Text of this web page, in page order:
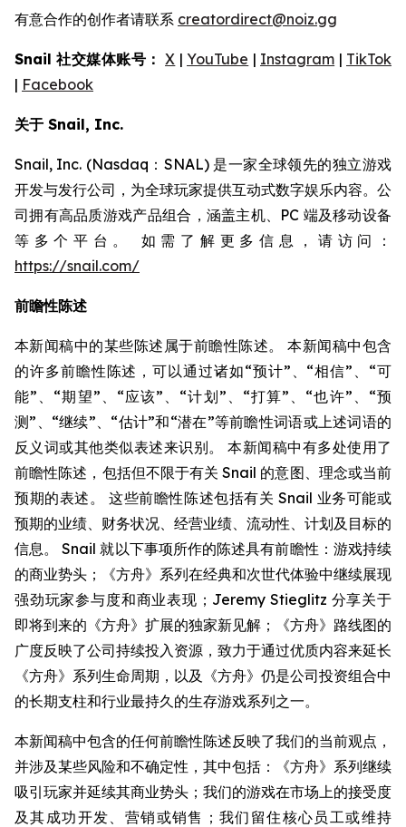
有意合作的创作者请联系 creatordirect@noiz.gg
Snail 社交媒体账号： X |YouTube | Instagram | TikTok
| Facebook
关于 Snail, Inc.
Snail, Inc. (Nasdaq：SNAL) 是一家全球领先的独立游戏
开发与发行公司，为全球玩家提供互动式数字娱乐内容。公
司拥有高品质游戏产品组合，涵盖主机、PC 端及移动设备
等多个平台。 如需了解更多信息，请访问：
https://snail.com/
前瞻性陈述
本新闻稿中的某些陈述属于前瞻性陈述。 本新闻稿中包含
的许多前瞻性陈述，可以通过诸如“预计”、“相信”、“可
能”、“期望”、“应该”、“计划”、“打算”、“也许”、“预
测”、“继续”、“估计”和“潜在”等前瞻性词语或上述词语的
反义词或其他类似表述来识别。 本新闻稿中有多处使用了
前瞻性陈述，包括但不限于有关 Snail 的意图、理念或当前
预期的表述。 这些前瞻性陈述包括有关 Snail 业务可能或
预期的业绩、财务状况、经营业绩、流动性、计划及目标的
信息。 Snail 就以下事项所作的陈述具有前瞻性：游戏持续
的商业势头；《方舟》系列在经典和次世代体验中继续展现
强劲玩家参与度和商业表现；Jeremy Stieglitz 分享关于
即将到来的《方舟》扩展的独家新见解；《方舟》路线图的
广度反映了公司持续投入资源，致力于通过优质内容来延长
《方舟》系列生命周期，以及《方舟》仍是公司投资组合中
的长期支柱和行业最持久的生存游戏系列之一。
本新闻稿中包含的任何前瞻性陈述反映了我们的当前观点，
并涉及某些风险和不确定性，其中包括：《方舟》系列继续
吸引玩家并延续其商业势头；我们的游戏在市场上的接受度
及其成功开发、营销或销售；我们留住核心员工或维持